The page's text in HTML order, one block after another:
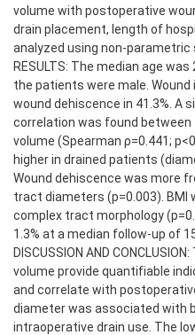
volume with postoperative
drain placement, length of
analyzed using non-
RESULTS: The median age
the patients were male.
wound dehiscence in 41.3%. A
correlation was found
volume (Spearman ρ=0.441;
higher in drained patients
Wound dehiscence was more
tract diameters (p=0.003).
complex tract morphology
1.3% at a median follow-up of
DISCUSSION AND
volume provide quantifiable
and correlate with
diameter was associated with
intraoperative drain use. The